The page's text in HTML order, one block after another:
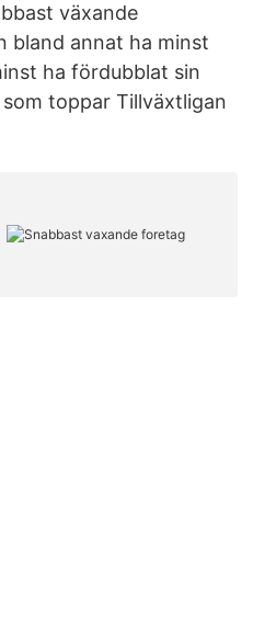
växande
bland annat ha minst
ha fördubblat sin
toppar Tillväxtligan